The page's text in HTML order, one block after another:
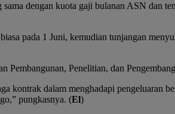
dengan kuota gaji bulanan ASN dan
pada 1 Juni, kemudian tunjangan
Pembangunan, Penelitian, dan
kontrak dalam menghadapi pengeluaran
pungkasnya. (El)